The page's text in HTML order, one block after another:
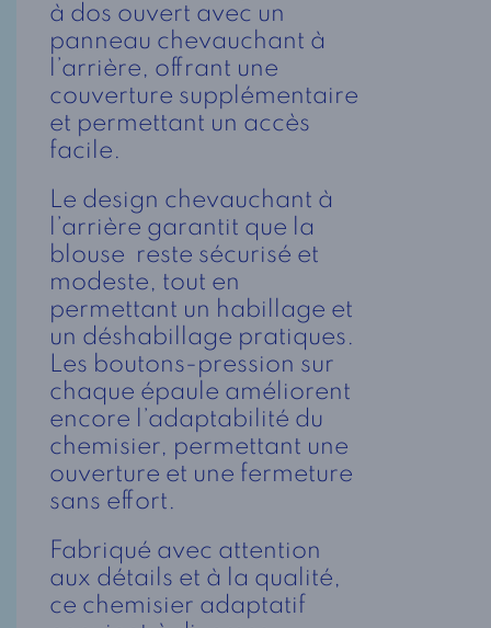
à dos ouvert avec un
panneau chevauchant à
l’arrière, offrant une
couverture supplémentaire
et permettant un accès
facile.
Le design chevauchant à
l’arrière garantit que la
blouse reste sécurisé et
modeste, tout en
permettant un habillage et
un déshabillage pratiques.
Les boutons-pression sur
chaque épaule améliorent
encore l’adaptabilité du
chemisier, permettant une
ouverture et une fermeture
sans effort.
Fabriqué avec attention
aux détails et à la qualité,
ce chemisier adaptatif